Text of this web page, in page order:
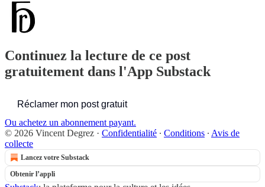
Continuez la lecture de ce post
gratuitement dans l'App Substack
Réclamer mon post gratuit
Ou achetez un abonnement payant.
© 2026 Vincent Degrez · Confidentialité ∙ Conditions ∙ Avis de
collecte
Lancez votre Substack
Obtenir l’appli